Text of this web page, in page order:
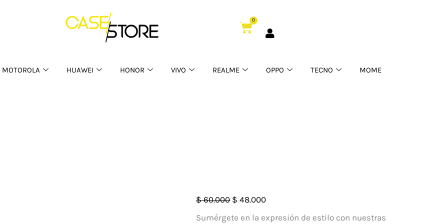
0
Cart
MOTOROLA HUAWEI HONOR VIVO REALME OPPO TECNO MOME
$60.000 El
precio
$ 48.000El
precio
Sumérgete en la expresión de estilo con nuestras
Case